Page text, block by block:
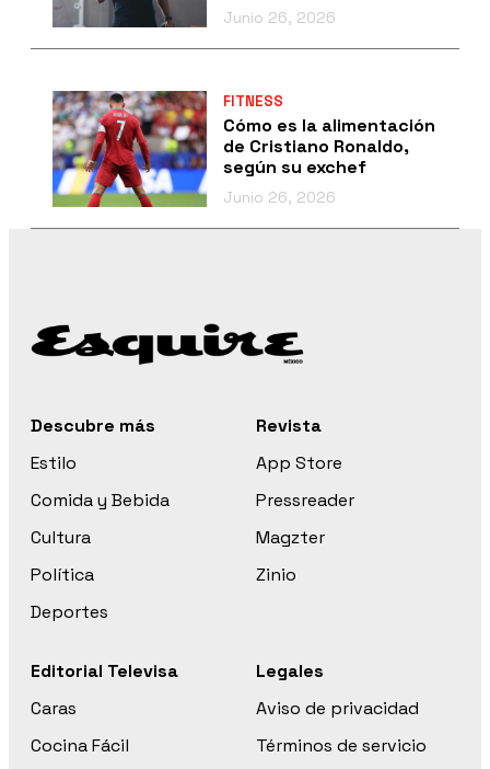
Junio 26, 2026
FITNESS
Cómo es la alimentación
de Cristiano Ronaldo,
según su exchef
Junio 26, 2026
Descubre más
Estilo
Comida y Bebida
Cultura
Política
Deportes
Revista
App Store
Pressreader
Magzter
Zinio
Editorial Televisa
Caras
Cocina Fácil
Legales
Aviso de privacidad
Términos de servicio